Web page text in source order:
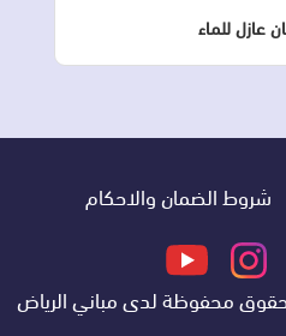
شروط الضمان والاحكام
تابعنا
على
تابعنا
على
على